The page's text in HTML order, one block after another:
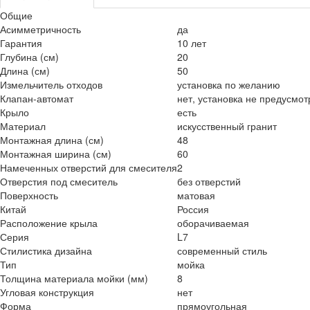
Общие
Асимметричность
да
Гарантия
10 лет
Глубина (см)
20
Длина (см)
50
Измельчитель отходов
установка по желанию
Клапан-автомат
нет, установка не
Крыло
есть
Материал
искусственный гранит
Монтажная длина (см)
48
Монтажная ширина (см)
60
Намеченных отверстий для смесителя2
Отверстия под смеситель
без отверстий
Поверхность
матовая
Китай
Россия
Расположение крыла
оборачиваемая
Серия
L7
Стилистика дизайна
современный стиль
Тип
мойка
Толщина материала мойки (мм)
8
Угловая конструкция
нет
Форма
прямоугольная